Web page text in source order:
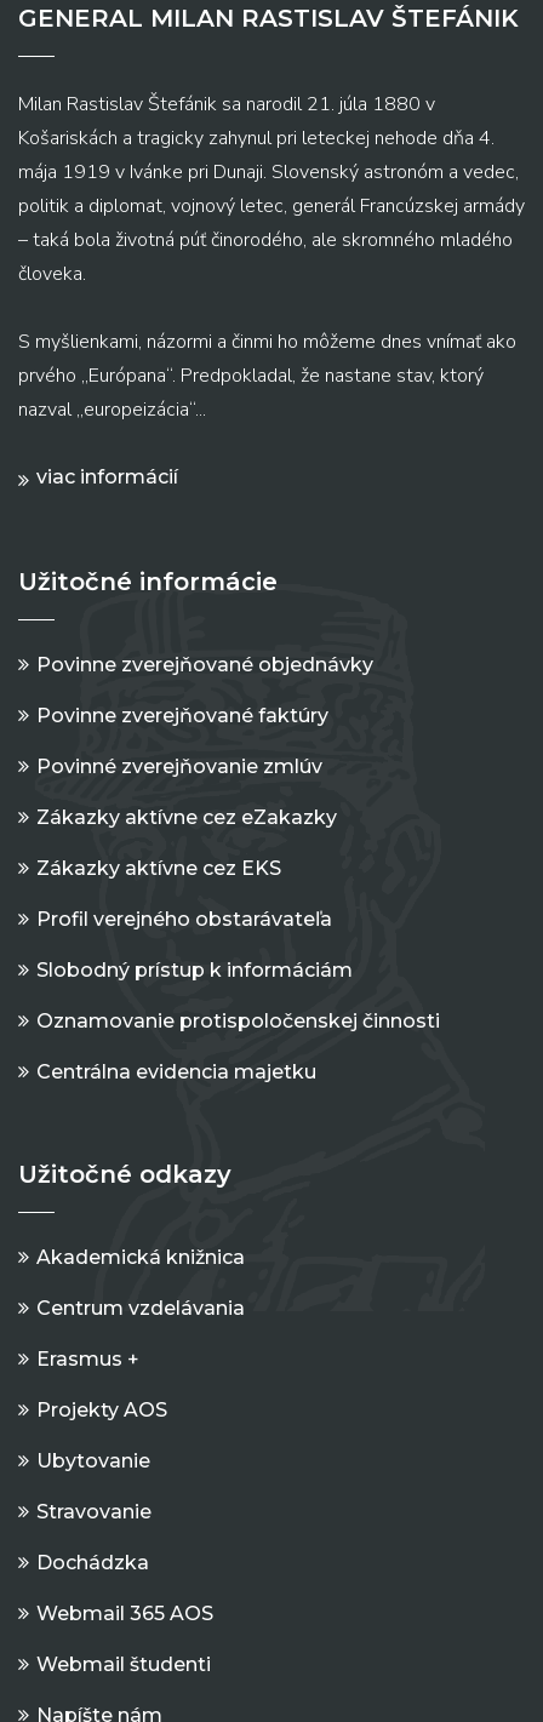
GENERAL MILAN RASTISLAV ŠTEFÁNIK
Milan Rastislav Štefánik sa narodil 21. júla 1880 v
Košariskách a tragicky zahynul pri leteckej nehode dňa 4.
mája 1919 v Ivánke pri Dunaji. Slovenský astronóm a vedec,
politik a diplomat, vojnový letec, generál Francúzskej armády
– taká bola životná púť činorodého, ale skromného mladého
človeka.
S myšlienkami, názormi a činmi ho môžeme dnes vnímať ako
prvého „Európana“. Predpokladal, že nastane stav, ktorý
nazval „europeizácia“...
viac informácií
Užitočné informácie
Povinne zverejňované objednávky
Povinne zverejňované faktúry
Povinné zverejňovanie zmlúv
Zákazky aktívne cez eZakazky
Zákazky aktívne cez EKS
Profil verejného obstarávateľa
Slobodný prístup k informáciám
Oznamovanie protispoločenskej činnosti
Centrálna evidencia majetku
Užitočné odkazy
Akademická knižnica
Centrum vzdelávania
Erasmus +
Projekty AOS
Ubytovanie
Stravovanie
Dochádzka
Webmail 365 AOS
Webmail študenti
Napíšte nám